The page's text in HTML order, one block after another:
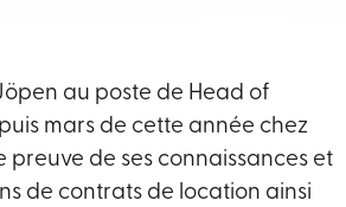
au poste de Head of
mars de cette année chez
preuve de ses connaissances et
de contrats de location ainsi